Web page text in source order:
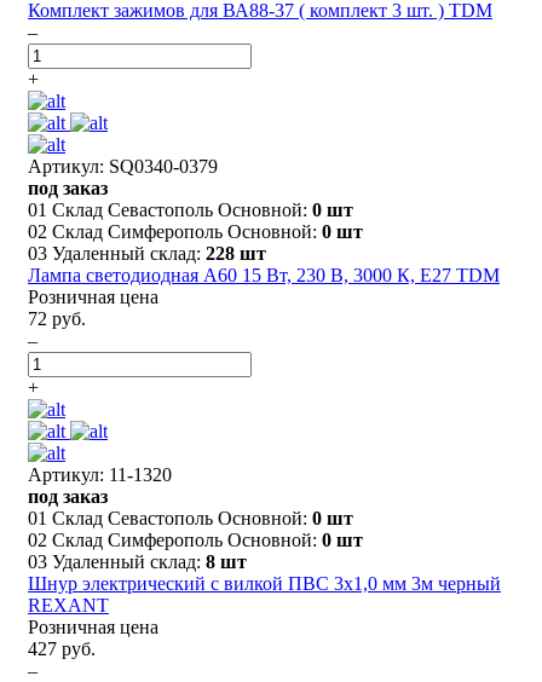
Комплект зажимов для ВА88-37 ( комплект 3 шт. ) TDM
–
+
Артикул: SQ0340-0379
под заказ
01 Склад Севастополь Основной: 0 шт
02 Склад Симферополь Основной: 0 шт
03 Удаленный склад: 228 шт
Лампа светодиодная А60 15 Вт, 230 В, 3000 К, E27 TDM
Розничная цена
72 руб.
–
+
Артикул: 11-1320
под заказ
01 Склад Севастополь Основной: 0 шт
02 Склад Симферополь Основной: 0 шт
03 Удаленный склад: 8 шт
Шнур электрический с вилкой ПВС 3х1,0 мм 3м черный
REXANT
Розничная цена
427 руб.
–